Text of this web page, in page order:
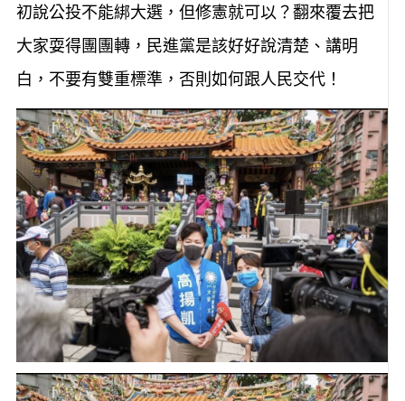
初說公投不能綁大選，但修憲就可以？翻來覆去把
大家耍得團團轉，民進黨是該好好說清楚、講明
白，不要有雙重標準，否則如何跟人民交代！